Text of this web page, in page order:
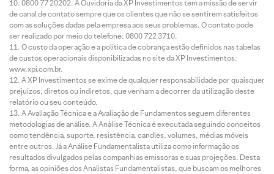
0800 77 20202. A Ouvidoria da XP Investimentos tem a missão de servir
de canal de contato sempre que os clientes que não se sentirem satisfeitos
com as soluções dadas pela empresa aos seus problemas. O contato pode
ser realizado por meio do telefone: 0800 722 3710.
O custo da operação e a política de cobrança estão definidos nas tabelas
de custos operacionais disponibilizadas no site da XP Investimentos:
www.xpi.com.br.
A XP Investimentos se exime de qualquer responsabilidade por quaisquer
prejuízos, diretos ou indiretos, que venham a decorrer da utilização deste
relatório ou seu conteúdo.
A Avaliação Técnica e a Avaliação de Fundamentos seguem diferentes
metodologias de análise. A Análise Técnica é executada seguindo conceitos
como tendência, suporte, resistência, candles, volumes, médias móveis
entre outros. Já a Análise Fundamentalista utiliza como informação os
resultados divulgados pelas companhias emissoras e suas projeções. Desta
forma, as opiniões dos Analistas Fundamentalistas, que buscam os melhores